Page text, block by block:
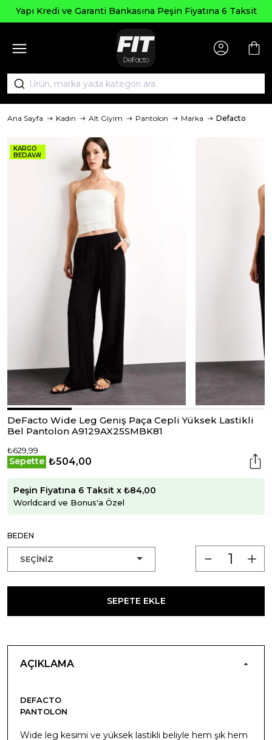
Yapı Kredi ve Garanti Bankasına Peşin Fiyatına 6 Taksit
Ana Sayfa Kadın Alt Giyim Pantolon Marka Defacto
KARGO
BEDAVA!
DeFacto Wide Leg Geniş Paça Cepli Yüksek Lastikli
Bel Pantolon A9129AX25SMBK81
₺629,99
Sepette ₺504,00
Peşin Fiyatına 6 Taksit x ₺84,00
Worldcard ve Bonus'a Özel
BEDEN
SEPETE EKLE
AÇIKLAMA
DEFACTO
PANTOLON
Wide leg kesimi ve yüksek lastikli beliyle hem şık hem